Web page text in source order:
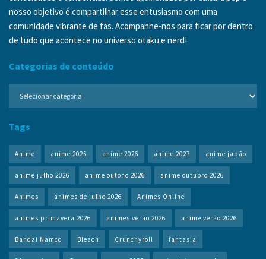
nosso objetivo é compartilhar esse entusiasmo com uma
comunidade vibrante de fãs. Acompanhe-nos para ficar por dentro
de tudo que acontece no universo otaku e nerd!
Categorias de conteúdo
Tags
Anime anime 2025 anime 2026 anime 2027 anime japão
anime julho 2026 anime outono 2026 anime outubro 2026
Animes animes de julho 2026 Animes Online
animes primavera 2026 animes verão 2026 anime verão 2026
Bandai Namco Bleach Crunchyroll fantasia